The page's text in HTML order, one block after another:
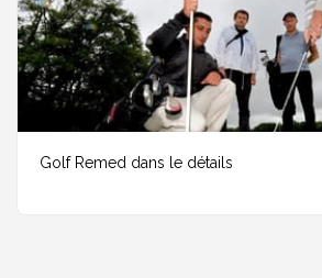
Golf Remed dans le détails